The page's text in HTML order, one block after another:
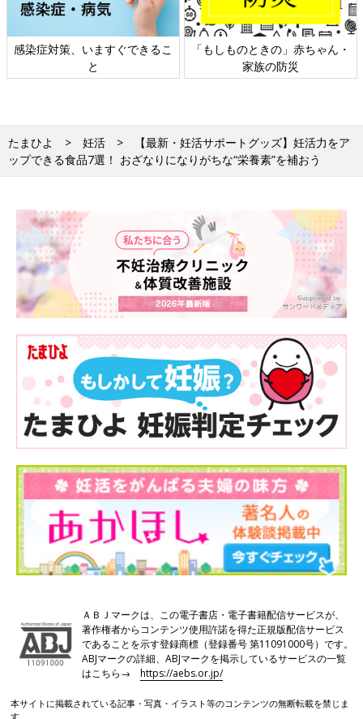
ちゃん・
日本外来小児科学会リーフレッ
六星占術 細木かおり
たまひよ 妊活
【最新・妊活サポートグッズ】妊活力をア
ップできる食品7選！ おざなりになりがちな“栄養素”を補おう
ＡＢＪマークは、この電子書店・電子書籍配信サービスが、
著作権者からコンテンツ使用許諾を得た正規版配信サービス
であることを示す登録商標（登録番号 第11091000号）です。
ABJマークの詳細、ABJマークを掲示しているサービスの一覧
はこちら→https://aebs.or.jp/
本サイトに掲載されている記事・写真・イラスト等のコンテンツの無断転載を禁じま
す。